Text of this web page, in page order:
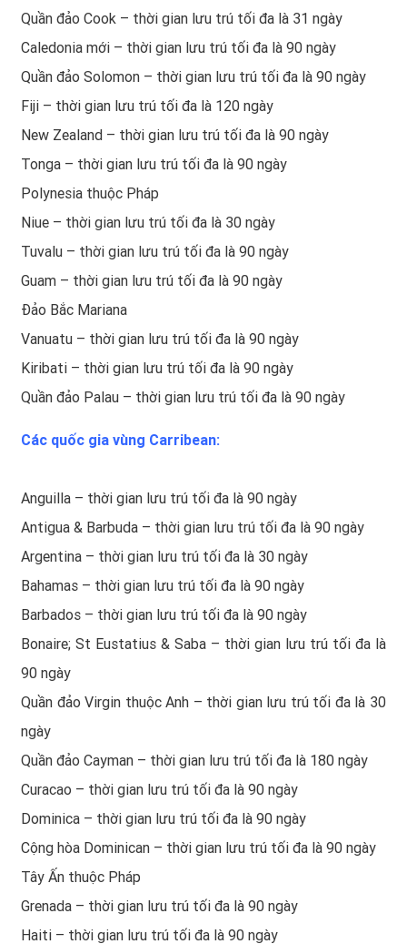
Quần đảo Cook – thời gian lưu trú tối đa là 31 ngày
Caledonia mới – thời gian lưu trú tối đa là 90 ngày
Quần đảo Solomon – thời gian lưu trú tối đa là 90 ngày
Fiji – thời gian lưu trú tối đa là 120 ngày
New Zealand – thời gian lưu trú tối đa là 90 ngày
Tonga – thời gian lưu trú tối đa là 90 ngày
Polynesia thuộc Pháp
Niue – thời gian lưu trú tối đa là 30 ngày
Tuvalu – thời gian lưu trú tối đa là 90 ngày
Guam – thời gian lưu trú tối đa là 90 ngày
Đảo Bắc Mariana
Vanuatu – thời gian lưu trú tối đa là 90 ngày
Kiribati – thời gian lưu trú tối đa là 90 ngày
Quần đảo Palau – thời gian lưu trú tối đa là 90 ngày
Các quốc gia vùng Carribean:
Anguilla – thời gian lưu trú tối đa là 90 ngày
Antigua & Barbuda – thời gian lưu trú tối đa là 90 ngày
Argentina – thời gian lưu trú tối đa là 30 ngày
Bahamas – thời gian lưu trú tối đa là 90 ngày
Barbados – thời gian lưu trú tối đa là 90 ngày
Bonaire; St Eustatius & Saba – thời gian lưu trú tối đa là
90 ngày
Quần đảo Virgin thuộc Anh – thời gian lưu trú tối đa là 30
ngày
Quần đảo Cayman – thời gian lưu trú tối đa là 180 ngày
Curacao – thời gian lưu trú tối đa là 90 ngày
Dominica – thời gian lưu trú tối đa là 90 ngày
Cộng hòa Dominican – thời gian lưu trú tối đa là 90 ngày
Tây Ấn thuộc Pháp
Grenada – thời gian lưu trú tối đa là 90 ngày
Haiti – thời gian lưu trú tối đa là 90 ngày